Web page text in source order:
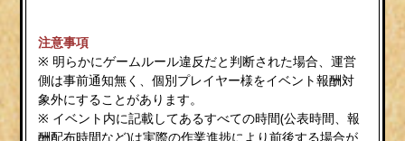
注意事項
※ 明らかにゲームルール違反だと判断された場合、運営
側は事前通知無く、個別プレイヤー様をイベント報酬対
象外にすることがあります。
※ イベント内に記載してあるすべての時間(公表時間、報
酬配布時間など)は実際の作業進捗により前後する場合が